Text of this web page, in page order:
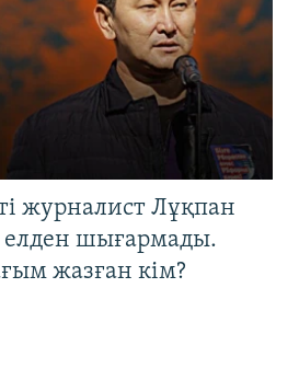
журналист Лұқпан
шығармады.
жазған кім?